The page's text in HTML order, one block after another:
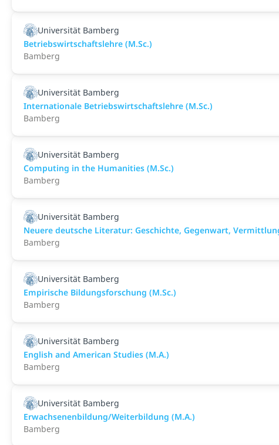
Universität Bamberg
Betriebswirtschaftslehre (M.Sc.)
Bamberg
Universität Bamberg
Internationale Betriebswirtschaftslehre (M.Sc.)
Bamberg
Universität Bamberg
Computing in the Humanities (M.Sc.)
Bamberg
Universität Bamberg
Neuere deutsche Literatur: Geschichte, Gegenwart,
Bamberg
Universität Bamberg
Empirische Bildungsforschung (M.Sc.)
Bamberg
Universität Bamberg
English and American Studies (M.A.)
Bamberg
Universität Bamberg
Erwachsenenbildung/Weiterbildung (M.A.)
Bamberg